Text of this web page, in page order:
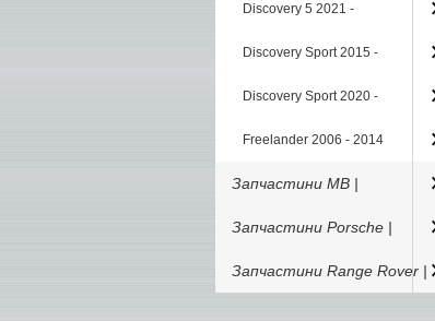
Discovery 5 2021 -
Discovery Sport 2015 -
Discovery Sport 2020 -
Freelander 2006 - 2014
Запчастини MB |
Запчастини Porsche |
Запчастини Range Rover |